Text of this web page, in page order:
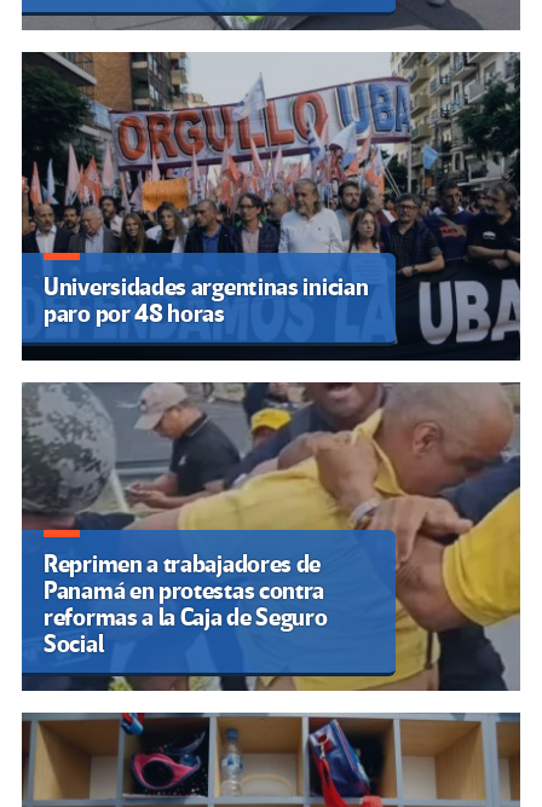
Universidades argentinas inician
paro por 48 horas
Reprimen a trabajadores de
Panamá en protestas contra
reformas a la Caja de Seguro
Social